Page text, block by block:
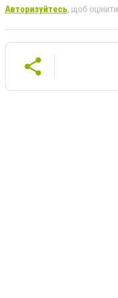
Авторизуйтесь, щоб оцінити